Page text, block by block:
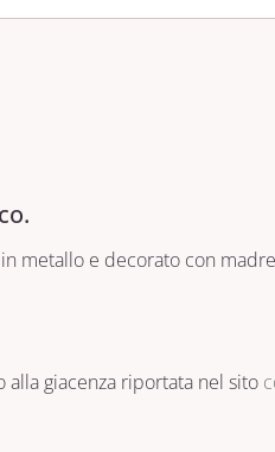
metallo e decorato con
giacenza riportata nel sito